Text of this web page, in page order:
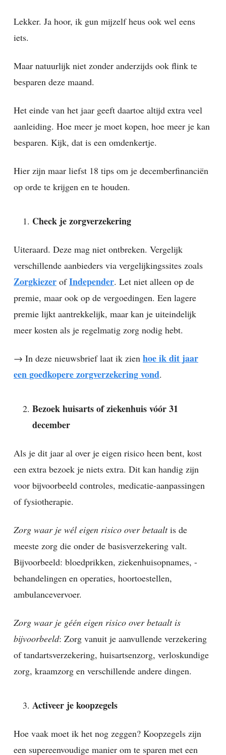
Lekker. Ja hoor, ik gun mijzelf heus ook wel eens
iets.
Maar natuurlijk niet zonder anderzijds ook flink te
besparen deze maand.
Het einde van het jaar geeft daartoe altijd extra veel
aanleiding. Hoe meer je moet kopen, hoe meer je kan
besparen. Kijk, dat is een omdenkertje.
Hier zijn maar liefst 18 tips om je decemberfinanciën
op orde te krijgen en te houden.
Check je zorgverzekering
Uiteraard. Deze mag niet ontbreken. Vergelijk
verschillende aanbieders via vergelijkingssites zoals
Zorgkiezer ofIndepender. Let niet alleen op de
premie, maar ook op de vergoedingen. Een lagere
premie lijkt aantrekkelijk, maar kan je uiteindelijk
meer kosten als je regelmatig zorg nodig hebt.
→ In deze nieuwsbrief laat ik zien hoe ik dit jaar
een goedkopere zorgverzekering vond.
Bezoek huisarts of ziekenhuis vóór 31
december
Als je dit jaar al over je eigen risico heen bent, kost
een extra bezoek je niets extra. Dit kan handig zijn
voor bijvoorbeeld controles, medicatie-aanpassingen
of fysiotherapie.
Zorg waar je wél eigen risico over betaaltis de
meeste zorg die onder de basisverzekering valt.
Bijvoorbeeld: bloedprikken, ziekenhuisopnames, -
behandelingen en operaties, hoortoestellen,
ambulancevervoer.
Zorg waar je géén eigen risico over betaalt is
bijvoorbeeld: Zorg vanuit je aanvullende verzekering
of tandartsverzekering, huisartsenzorg, verloskundige
zorg, kraamzorg en verschillende andere dingen.
Activeer je koopzegels
Hoe vaak moet ik het nog zeggen? Koopzegels zijn
een supereenvoudige manier om te sparen met een